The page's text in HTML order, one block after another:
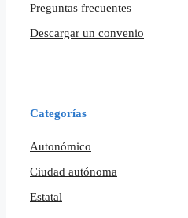
Preguntas frecuentes
Descargar un convenio
Categorías
Autonómico
Ciudad autónoma
Estatal